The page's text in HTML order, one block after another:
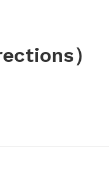
）